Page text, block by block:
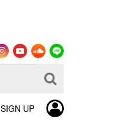
SIGN UP